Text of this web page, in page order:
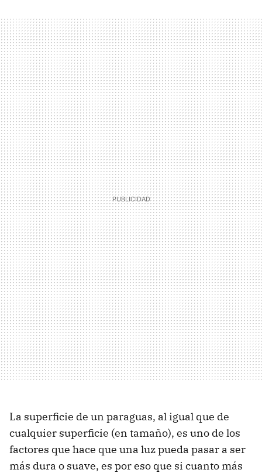
La superficie de un paraguas, al igual que de
cualquier superficie (en tamaño), es uno de los
factores que hace que una luz pueda pasar a ser
más dura o suave, es por eso que si cuanto más